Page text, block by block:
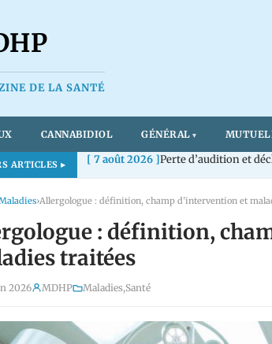
DE LA SANTÉ
CANNABIDIOL GÉNÉRAL
ARTICLES [ 7 août 2026 ]Démarchage
›Allergologue : définition, champ d’intervention et
: définition,
traitées
2026 MDHP Maladies,Santé